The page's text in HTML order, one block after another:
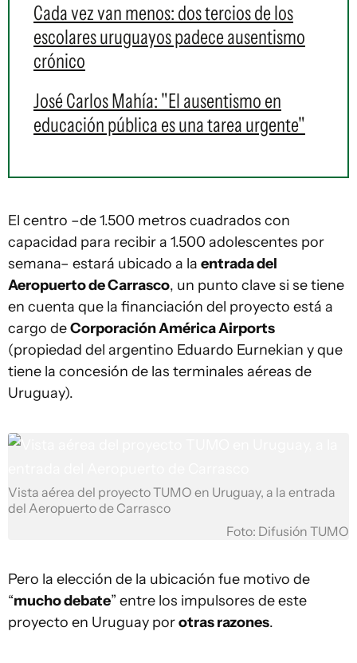
Cada vez van menos: dos tercios de los
escolares uruguayos padece ausentismo
crónico
José Carlos Mahía: "El ausentismo en
educación pública es una tarea urgente"
El centro –de 1.500 metros cuadrados con
capacidad para recibir a 1.500 adolescentes por
semana– estará ubicado a la entrada del
Aeropuerto de Carrasco, un punto clave si se tiene
en cuenta que la financiación del proyecto está a
cargo deCorporación América Airports
(propiedad del argentino Eduardo Eurnekian y que
tiene la concesión de las terminales aéreas de
Uruguay).
Vista aérea del proyecto TUMO en Uruguay, a la entrada
del Aeropuerto de Carrasco
Foto: Difusión TUMO
Pero la elección de la ubicación fue motivo de
“mucho debate” entre los impulsores de este
proyecto en Uruguay porotras razones.